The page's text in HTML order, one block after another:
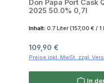
Don Papa Port Cask
2025 50.0% 0,7l
Inhalt: 0.7 Liter (157,00 € / 1
Regulärer Preis:
109,90 €
Preise inkl. MwSt. zzgl.
In